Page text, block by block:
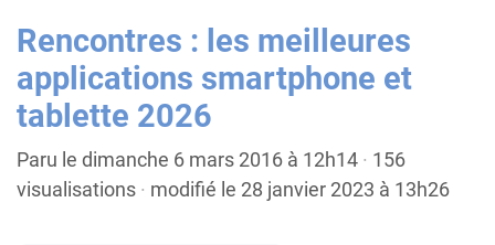
Rencontres : les meilleures
applications smartphone et
tablette 2026
Paru le dimanche 6 mars 2016 à 12h14 · 156
visualisations · modifié le 28 janvier 2023 à 13h26